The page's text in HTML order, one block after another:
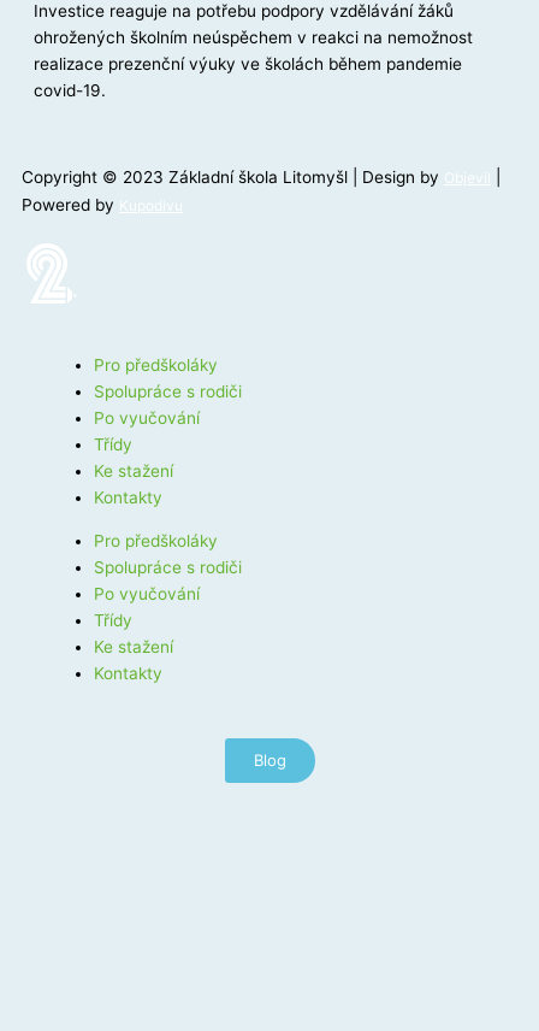
Investice reaguje na potřebu podpory vzdělávání žáků
ohrožených školním neúspěchem v reakci na nemožnost
realizace prezenční výuky ve školách během pandemie
covid-19.
Copyright © 2023 Základní škola Litomyšl | Design by Objevil
Powered by Kupodivu
Pro předškoláky
Spolupráce s rodiči
Po vyučování
Třídy
Ke stažení
Kontakty
Pro předškoláky
Spolupráce s rodiči
Po vyučování
Třídy
Ke stažení
Kontakty
Blog